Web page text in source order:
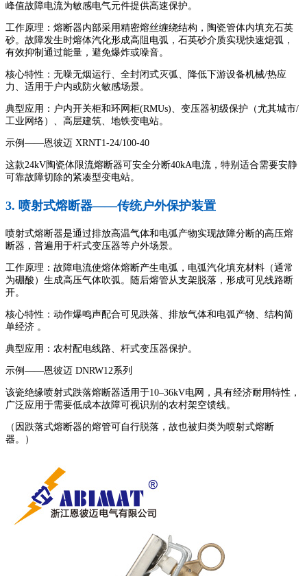
峰值故障电流为敏感电气元件提供高速保护。
工作原理：熔断器内部采用精密熔丝缠绕结构，陶瓷管体内填充石英
砂。故障发生时熔体汽化形成高阻电弧，石英砂介质实现快速熄弧，
有效抑制通过能量，避免爆炸或噪音。
核心特性：无噪无烟运行、全封闭式灭弧、降低下游设备机械/热应
力、适用于户内或防火敏感场景。
典型应用：户内开关柜和环网柜(RMUs)、变压器初级保护（尤其城市/
工业网络）、高层建筑、地铁变电站。
示例——恩彼迈 XRNT1-24/100-40
这款24kV陶瓷体限流熔断器可安全分断40kA电流，特别适合需要安静
可靠故障切除的紧凑型变电站。
3. 喷射式熔断器——传统户外保护装置
喷射式熔断器是通过排放高温气体和电弧产物实现故障分断的高压熔
断器，普遍用于杆式变压器等户外场景。
工作原理：故障电流使熔体熔断产生电弧，电弧汽化填充材料（通常
为硼酸）生成高压气体吹弧。随后熔管从支架脱落，形成可见线路断
开。
核心特性：动作爆鸣声配合可见跌落、排放气体和电弧产物、结构简
单经济 。
典型应用：农村配电线路、杆式变压器保护。
示例——恩彼迈 DNRW12系列
该瓷绝缘喷射式跌落熔断器适用于10–36kV电网，具有经济耐用特性，
广泛应用于需要低成本故障可视识别的农村架空馈线。
（因跌落式熔断器的熔管可自行脱落，故也被归类为喷射式熔断
器。）